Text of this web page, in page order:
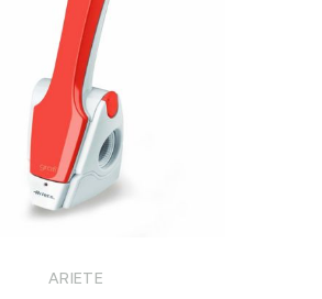
ARIETE